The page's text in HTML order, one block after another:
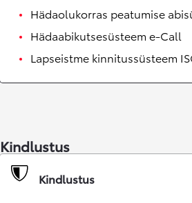
Hädaolukorras peatumise
Hädaabikutsesüsteem e-Call
Lapseistme kinnitussüsteem
Kindlustus
Kindlustus